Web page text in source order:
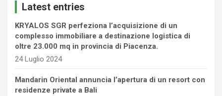
Latest entries
KRYALOS SGR perfeziona l’acquisizione di un
complesso immobiliare a destinazione logistica di
oltre 23.000 mq in provincia di Piacenza.
24 Luglio 2024
Mandarin Oriental annuncia l’apertura di un resort con
residenze private a Bali